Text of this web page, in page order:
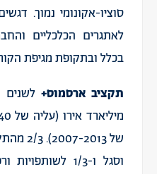
סוציו-אקונומי נמוך.
לאתגרים הכלכליים
בכלל ובתקופת מגיפת
תקציב ארסמוס+
של
וסגל ו-1/3